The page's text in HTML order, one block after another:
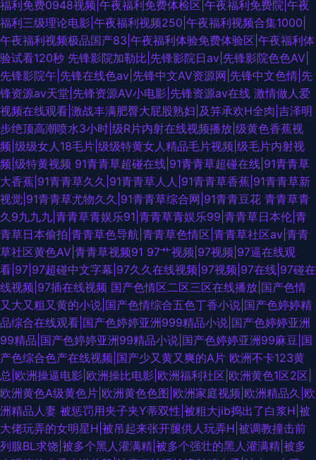
福利免费0948视频|午夜福利免费体检区|午夜福利免费院|午夜
福利三级理论电影|午夜福利视频250|午夜福利视频合集1000|
午夜福利视频极品国产83|午夜福利体验免费体验区|午夜福利体
验试看120秒 先锋影院加勒比|先锋影院日av|先锋影院色色AV|
先锋影院午|先锋在线色av|先锋中文AV资源网|先锋中文色情|先
锋资源av天堂|先锋资源AV小电影|先锋资源av在线 激情做人爱
视频在线观看|激战丰满肥臀大屁股熟妇|及笄承欢H全肉|吉泽明
步绝顶高潮喷水3小时|级R片内射在线视频播放|级黄色香蕉视
频|级级女人18毛片|级级特黄女人精品毛片视频|级毛片内射视
频|级特黄视频 91青青草超碰在线|91青青草超碰在线|91青青草
大香蕉|91青青草久久|91青青草人人|91青青草香蕉|91青青草新
视觉|91青青草尤物久久|91青青草综合网|91青青豆花 青青草青
久9九九九|青青草青娱乐91|青青草青娱乐99|青青草日本伦|青
青草日本偷拍|青青草色导航|青青草色情区|青青草社区av|青青
草社区黄色AV|青青草视频91 97艹视频|97视频|97逼在线观
看|97|97超碰中文字幕|97久久在线视频|97视频|97在线|97碰在
线视频|97插在线视频 国产色情区二区三区在线播放|国产色情
又大又粗又黄的小说|国产色情综合五色丁香小说|国产色婷婷精
品综合在线观看|国产色婷婷亚洲999精品小说|国产色婷婷亚洲
99精品|国产色婷婷亚洲99精品小说|国产色婷婷亚洲99麻豆|国
产色综合色产在线视频|国产少又黄又爽的A片 欧洲不卡123黄
总|欧洲操逼电影|欧洲操比电影|欧洲福利社区|欧洲黄色1区2区|
欧洲黄色A级黄色片|欧洲黄色色图|欧洲家庭视频|欧洲精品久|欧
洲精品人妻 被惩罚用夹子夹Y蒂双性|被粗大jib捣出了白浆H|被
大佬玩弄的女明星H|被吊起来张开腿供人玩弄H|被调教撞击前
列腺BL求饶|被多个黑人灌满精|被多个强壮的黑人灌满精|被多